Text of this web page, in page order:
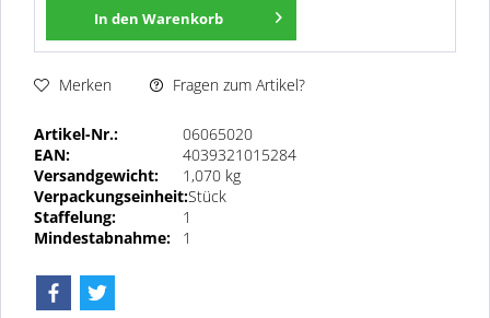
In den Warenkorb
Merken Fragen zum Artikel?
Artikel-Nr.:
06065020
EAN:
4039321015284
Versandgewicht:
1,070 kg
Verpackungseinheit:Stück
Staffelung:
1
Mindestabnahme:
1